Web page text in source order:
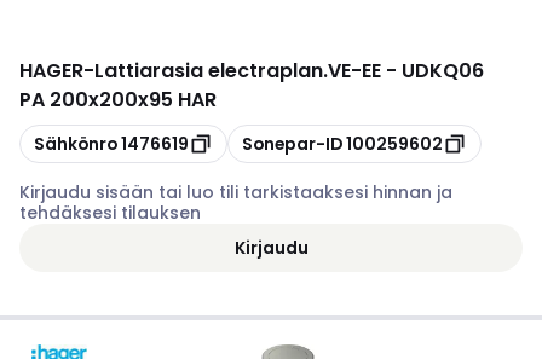
HAGER-Lattiarasia electraplan.VE-EE - UDKQ06
PA 200x200x95 HAR
Kopioi
Sähkönro1476619 Kopioi
Sonepar-ID100259602
Kirjaudu sisään tai luo tili tarkistaaksesi hinnan ja
tehdäksesi tilauksen
Kirjaudu